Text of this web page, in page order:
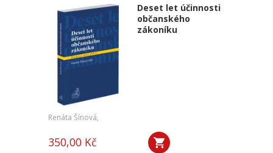
Deset let účinnosti
občanského
zákoníku
Renáta Šínová,
350,00 Kč